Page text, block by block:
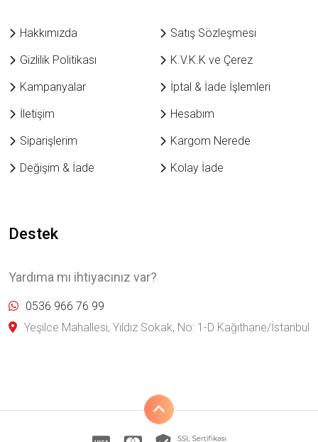
Hakkımızda
Satış Sözleşmesi
Gizlilik Politikası
K.V.K.K ve Çerez
Kampanyalar
İptal & İade İşlemleri
İletişim
Hesabım
Siparişlerim
Kargom Nerede
Değişim & İade
Kolay İade
Destek
Yardıma mı ihtiyacınız var?
0536 966 76 99
Yeşilce Mahallesi, Yıldız Sokak, No: 1-D Kağıthane/İstanbul